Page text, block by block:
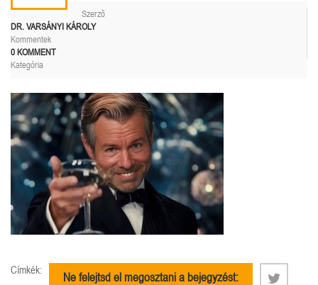
Szerző
DR. VARSÁNYI KÁROLY
Kommentek
0 KOMMENT
Kategória
Címkék:
Ne felejtsd el megosztani a bejegyzést: